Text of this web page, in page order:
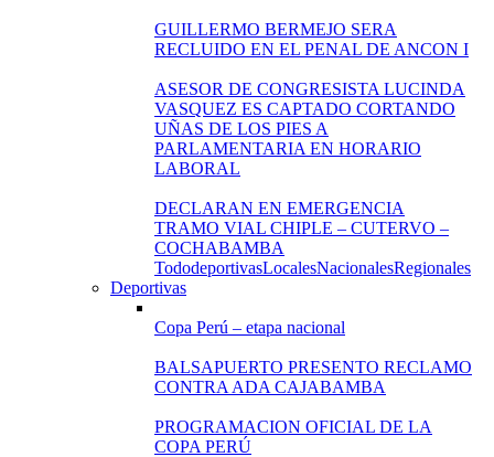
GUILLERMO BERMEJO SERA
RECLUIDO EN EL PENAL DE ANCON I
ASESOR DE CONGRESISTA LUCINDA
VASQUEZ ES CAPTADO CORTANDO
UÑAS DE LOS PIES A
PARLAMENTARIA EN HORARIO
LABORAL
DECLARAN EN EMERGENCIA
TRAMO VIAL CHIPLE – CUTERVO –
COCHABAMBA
TododeportivasLocalesNacionalesRegionales
Deportivas
Copa Perú – etapa nacional
BALSAPUERTO PRESENTO RECLAMO
CONTRA ADA CAJABAMBA
PROGRAMACION OFICIAL DE LA
COPA PERÚ